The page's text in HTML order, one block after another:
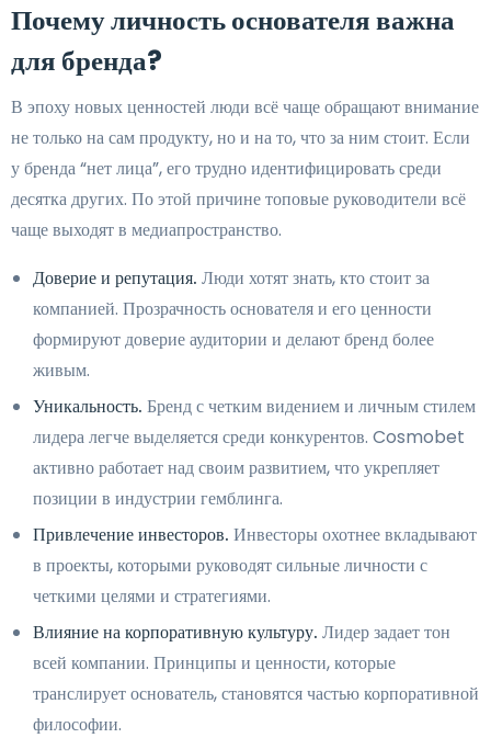
Почему личность основателя важна
для бренда?
В эпоху новых ценностей люди всё чаще обращают внимание
не только на сам продукту, но и на то, что за ним стоит. Если
у бренда “нет лица”, его трудно идентифицировать среди
десятка других. По этой причине топовые руководители всё
чаще выходят в медиапространство.
Доверие и репутация. Люди хотят знать, кто стоит за
компанией. Прозрачность основателя и его ценности
формируют доверие аудитории и делают бренд более
живым.
Уникальность. Бренд с четким видением и личным стилем
лидера легче выделяется среди конкурентов. Cosmobet
активно работает над своим развитием, что укрепляет
позиции в индустрии гемблинга.
Привлечение инвесторов. Инвесторы охотнее вкладывают
в проекты, которыми руководят сильные личности с
четкими целями и стратегиями.
Влияние на корпоративную культуру. Лидер задает тон
всей компании. Принципы и ценности, которые
транслирует основатель, становятся частью корпоративной
философии.